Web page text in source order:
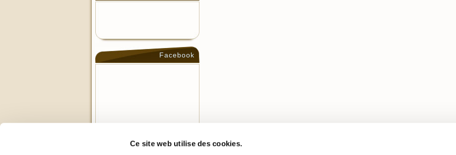
Ce site web utilise des cookies.
Facebook